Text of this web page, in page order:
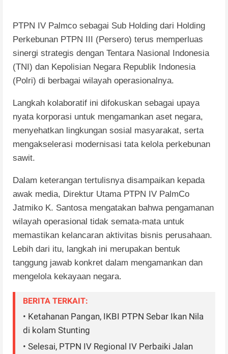
PTPN IV Palmco sebagai Sub Holding dari Holding
Perkebunan PTPN III (Persero) terus memperluas
sinergi strategis dengan Tentara Nasional Indonesia
(TNI) dan Kepolisian Negara Republik Indonesia
(Polri) di berbagai wilayah operasionalnya.
Langkah kolaboratif ini difokuskan sebagai upaya
nyata korporasi untuk mengamankan aset negara,
menyehatkan lingkungan sosial masyarakat, serta
mengakselerasi modernisasi tata kelola perkebunan
sawit.
Dalam keterangan tertulisnya disampaikan kepada
awak media, Direktur Utama PTPN IV PalmCo
Jatmiko K. Santosa mengatakan bahwa pengamanan
wilayah operasional tidak semata-mata untuk
memastikan kelancaran aktivitas bisnis perusahaan.
Lebih dari itu, langkah ini merupakan bentuk
tanggung jawab konkret dalam mengamankan dan
mengelola kekayaan negara.
BERITA TERKAIT:
• Ketahanan Pangan, IKBI PTPN Sebar Ikan Nila
di kolam Stunting
• Selesai, PTPN IV Regional IV Perbaiki Jalan